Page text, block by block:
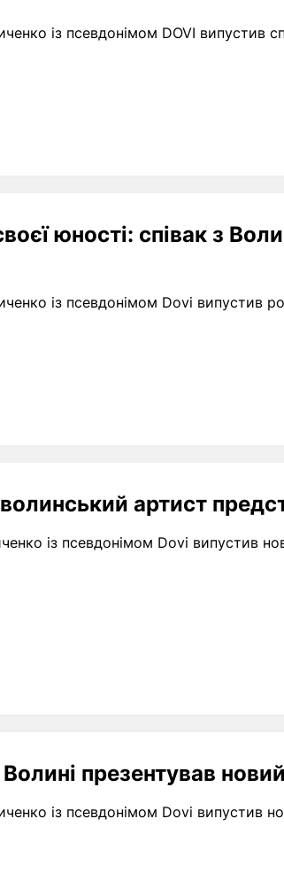
із псевдонімом DOVI випустив
юності: співак з
із псевдонімом Dovi випустив
артист
із псевдонімом Dovi випустив
презентував
із псевдонімом Dovi випустив